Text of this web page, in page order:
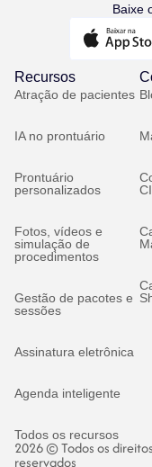
Baixe
Recursos
Atração de pacientes
IA no prontuário
Prontuário
personalizados
Fotos, vídeos e
simulação de
procedimentos
Gestão de pacotes e
sessões
Assinatura eletrônica
Agenda inteligente
Todos os recursos
2026 © Todos os direitos
reservados